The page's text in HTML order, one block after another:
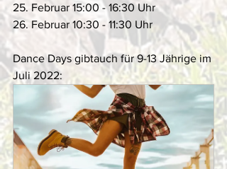
25. Februar 15:00 - 16:30 Uhr
26. Februar 10:30 - 11:30 Uhr
Dance Days gibtauch für 9-13 Jährige im
Juli 2022: